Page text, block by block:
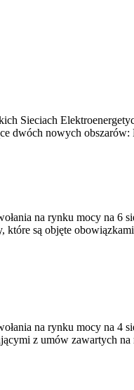
Sieciach
dwóch nowych
na rynku mocy na
które są objęte
na rynku mocy na
z umów zawartych